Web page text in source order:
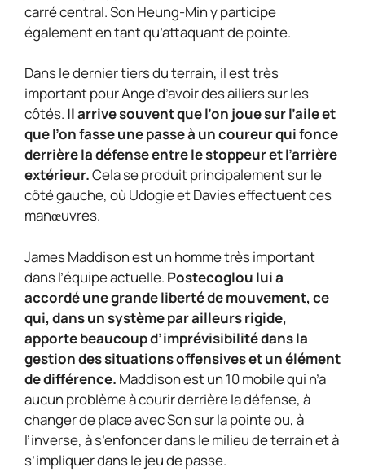
carré central. Son Heung-Min y participe
également en tant qu’attaquant de pointe.
Dans le dernier tiers du terrain, il est très
important pour Ange d’avoir des ailiers sur les
côtés. Il arrive souvent que l’on joue sur l’aile et
que l’on fasse une passe à un coureur qui fonce
derrière la défense entre le stoppeur et l’arrière
extérieur.Cela se produit principalement sur le
côté gauche, où Udogie et Davies effectuent ces
manœuvres.
James Maddison est un homme très important
dans l’équipe actuelle. Postecoglou lui a
accordé une grande liberté de mouvement, ce
qui, dans un système par ailleurs rigide,
apporte beaucoup d’imprévisibilité dans la
gestion des situations offensives et un élément
de différence. Maddison est un 10 mobile qui n’a
aucun problème à courir derrière la défense, à
changer de place avec Son sur la pointe ou, à
l’inverse, à s’enfoncer dans le milieu de terrain et à
s’impliquer dans le jeu de passe.